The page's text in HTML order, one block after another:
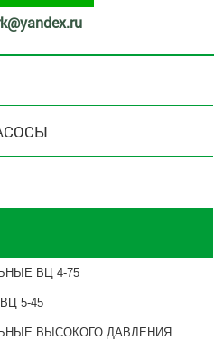
ВЦ 4-75
5-45
ВЫСОКОГО ДАВЛЕНИЯ